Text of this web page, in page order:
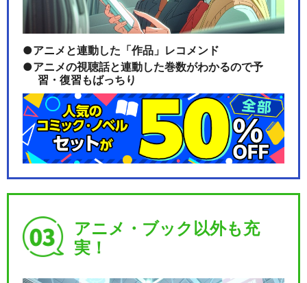
アニメと連動した「作品」レコメンド
アニメの視聴話と連動した巻数がわかるので予
習・復習もばっちり
アニメ・ブック以外も充
実！